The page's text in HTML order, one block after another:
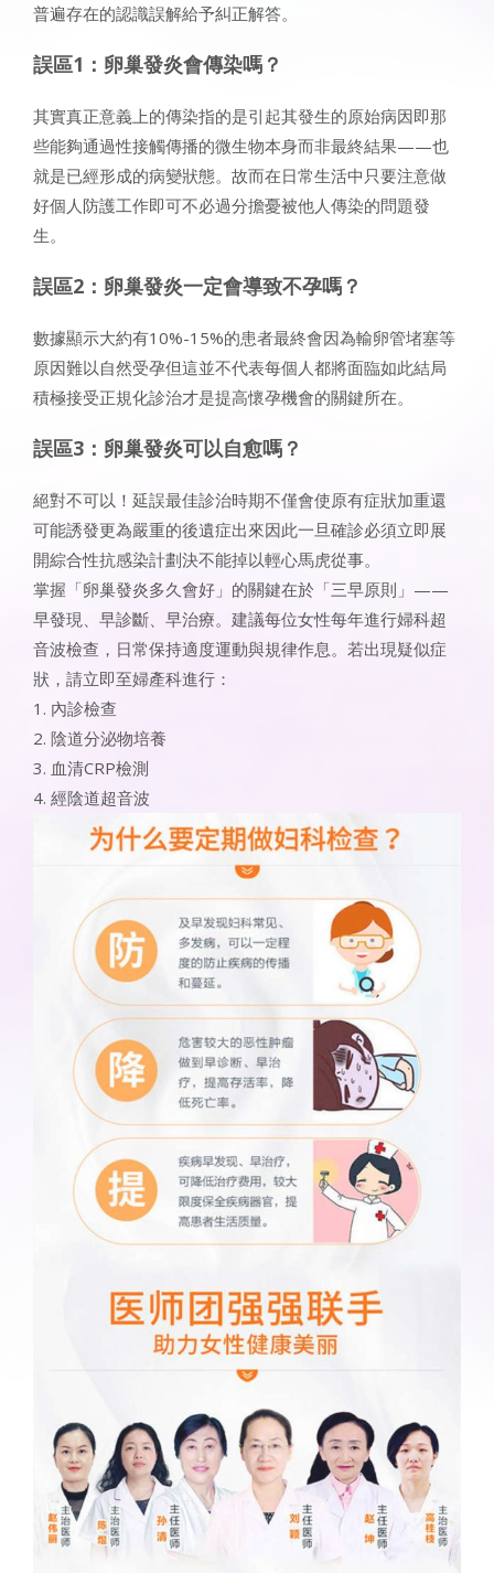
普遍存在的認識誤解給予糾正解答。
誤區1：卵巢發炎會傳染嗎？
其實真正意義上的傳染指的是引起其發生的原始病因即那
些能夠通過性接觸傳播的微生物本身而非最終結果——也
就是已經形成的病變狀態。故而在日常生活中只要注意做
好個人防護工作即可不必過分擔憂被他人傳染的問題發
生。
誤區2：卵巢發炎一定會導致不孕嗎？
數據顯示大約有10%-15%的患者最終會因為輸卵管堵塞等
原因難以自然受孕但這並不代表每個人都將面臨如此結局
積極接受正規化診治才是提高懷孕機會的關鍵所在。
誤區3：卵巢發炎可以自愈嗎？
絕對不可以！延誤最佳診治時期不僅會使原有症狀加重還
可能誘發更為嚴重的後遺症出來因此一旦確診必須立即展
開綜合性抗感染計劃決不能掉以輕心馬虎從事。
掌握「卵巢發炎多久會好」的關鍵在於「三早原則」——
早發現、早診斷、早治療。建議每位女性每年進行婦科超
音波檢查，日常保持適度運動與規律作息。若出現疑似症
狀，請立即至婦產科進行：
1. 內診檢查
2. 陰道分泌物培養
3. 血清CRP檢測
4. 經陰道超音波